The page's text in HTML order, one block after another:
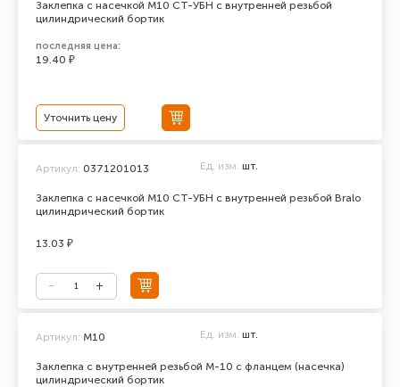
Заклепка с насечкой М10 СТ-УБН с внутренней резьбой
цилиндрический бортик
последняя цена:
19.40 ₽
Уточнить цену
Заклепка с насечкой М10 СТ-УБН с внутренней резьбой Bralo
цилиндрический бортик
Артикул: 0371201013 Ед. изм. шт.
13.03 ₽
Заклепка с внутренней резьбой М-10 с фланцем (насечка)
цилиндрический бортик
Артикул: М10 Ед. изм. шт.